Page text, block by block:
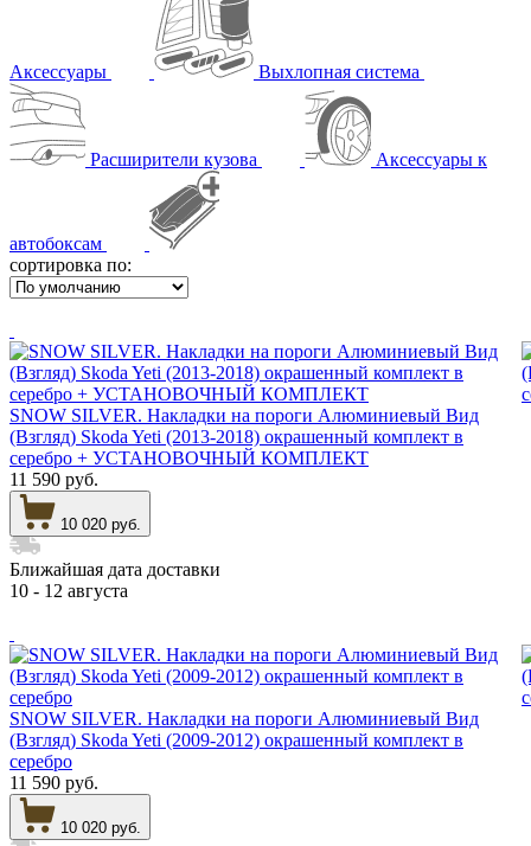
Аксессуары Выхлопная система
Расширители кузова Аксессуары к
автобоксам
сортировка по:
SNOW SILVER. Накладки на пороги Алюминиевый Вид
(Взгляд) Skoda Yeti (2013-2018) окрашенный комплект в
серебро + УСТАНОВОЧНЫЙ КОМПЛЕКТ
11 590 руб.
10 020 руб.
Ближайшая дата доставки
10 - 12 августа
SNOW SILVER. Накладки на пороги Алюминиевый Вид
(Взгляд) Skoda Yeti (2009-2012) окрашенный комплект в
серебро
11 590 руб.
10 020 руб.